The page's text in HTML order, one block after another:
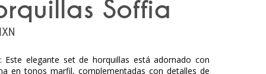
Soffia
: Este elegante set de horquillas está adornado con
en tonos marfil, complementadas con detalles de